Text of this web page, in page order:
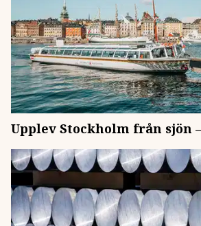
Upplev Stockholm från sjön